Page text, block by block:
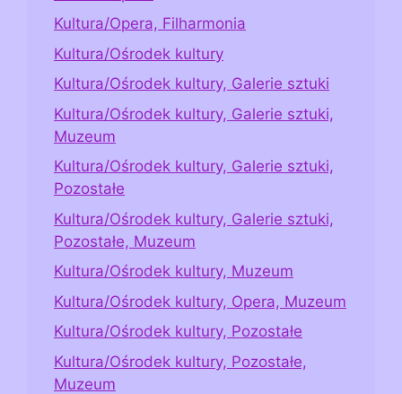
Kultura/Opera, Filharmonia
Kultura/Ośrodek kultury
Kultura/Ośrodek kultury, Galerie sztuki
Kultura/Ośrodek kultury, Galerie sztuki,
Muzeum
Kultura/Ośrodek kultury, Galerie sztuki,
Pozostałe
Kultura/Ośrodek kultury, Galerie sztuki,
Pozostałe, Muzeum
Kultura/Ośrodek kultury, Muzeum
Kultura/Ośrodek kultury, Opera, Muzeum
Kultura/Ośrodek kultury, Pozostałe
Kultura/Ośrodek kultury, Pozostałe,
Muzeum